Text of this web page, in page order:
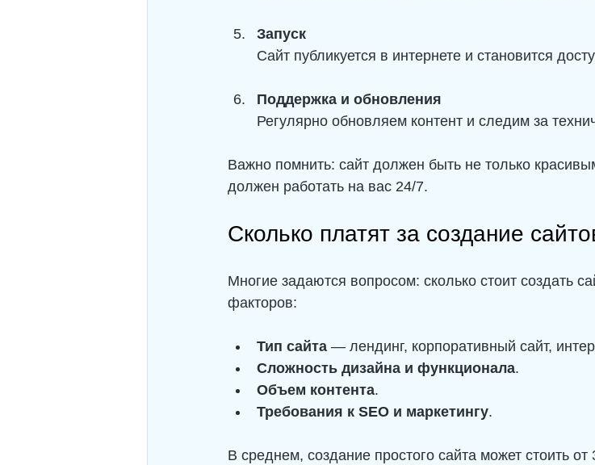
Запуск
Сайт публикуется в интернете и становится
Поддержка и обновления
Регулярно обновляем контент и следим за
Важно помнить: сайт должен быть не только
должен работать на вас 24/7.
Сколько платят за создание
Многие задаются вопросом: сколько стоит создать
факторов:
Тип сайта — лендинг, корпоративный сайт,
Сложность дизайна и функционала.
Объем контента.
Требования к SEO и маркетингу.
В среднем, создание простого сайта может стоить